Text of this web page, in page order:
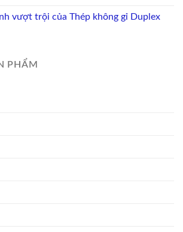
vượt trội của Thép không gỉ Duplex
PHẨM